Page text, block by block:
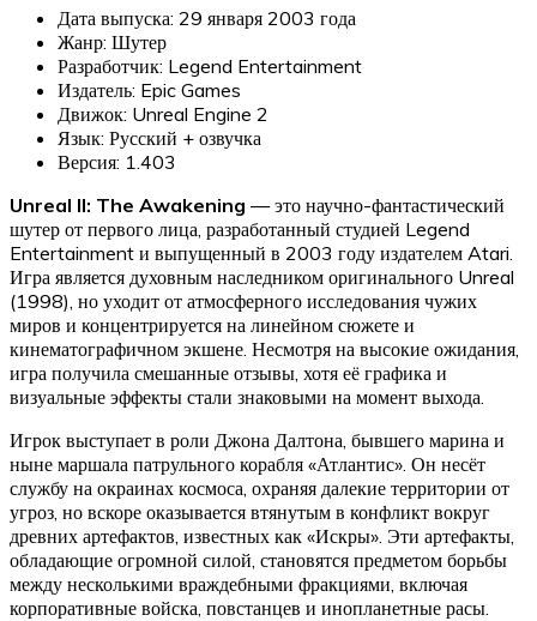
Дата выпуска: 29 января 2003 года
Жанр: Шутер
Разработчик: Legend Entertainment
Издатель: Epic Games
Движок: Unreal Engine 2
Язык: Русский + озвучка
Версия: 1.403
Unreal II: The Awakening — это научно-фантастический
шутер от первого лица, разработанный студией Legend
Entertainment и выпущенный в 2003 году издателем Atari.
Игра является духовным наследником оригинального Unreal
(1998), но уходит от атмосферного исследования чужих
миров и концентрируется на линейном сюжете и
кинематографичном экшене. Несмотря на высокие ожидания,
игра получила смешанные отзывы, хотя её графика и
визуальные эффекты стали знаковыми на момент выхода.
Игрок выступает в роли Джона Далтона, бывшего марина и
ныне маршала патрульного корабля «Атлантис». Он несёт
службу на окраинах космоса, охраняя далекие территории от
угроз, но вскоре оказывается втянутым в конфликт вокруг
древних артефактов, известных как «Искры». Эти артефакты,
обладающие огромной силой, становятся предметом борьбы
между несколькими враждебными фракциями, включая
корпоративные войска, повстанцев и инопланетные расы.